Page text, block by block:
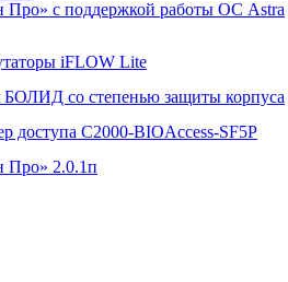
с поддержкой работы ОС Astra
iFLOW Lite
со степенью защиты корпуса
доступа С2000-BIOAccess-SF5P
Про» 2.0.1п